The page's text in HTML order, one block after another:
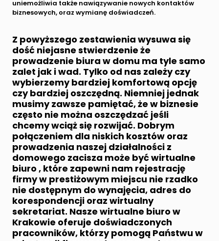
uniemożliwia także nawiązywanie nowych kontaktów
biznesowych, oraz wymianę doświadczeń.
Z powyższego zestawienia wysuwa się
dość niejasne stwierdzenie że
prowadzenie biura w domu ma tyle samo
zalet jak i wad. Tylko od nas zależy czy
wybierzemy bardziej komfortową opcję
czy bardziej oszczędną. Niemniej jednak
musimy zawsze pamiętać, że w biznesie
często nie można oszczędzać jeśli
chcemy wciąż się rozwijać. Dobrym
połączeniem dla niskich kosztów oraz
prowadzenia naszej działalności z
domowego zacisza może byćwirtualne
biuro , które zapewni nam rejestrację
firmy w prestiżowym miejscu nie rzadko
nie dostępnym do wynajęcia, adres do
korespondencji oraz wirtualny
sekretariat. Nasze wirtualne biuro w
Krakowie oferuje doświadczonych
pracowników, którzy pomogą Państwu w